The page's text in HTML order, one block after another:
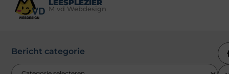
LEESPLEZIER
M vd Webdesign
Bericht categorie